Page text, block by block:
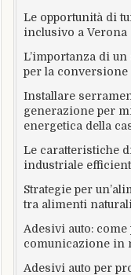
Le opportunità di
inclusivo a Verona
L’importanza di
per la conversione
Installare
generazione per
energetica della
Le caratteristiche
industriale
Strategie per
tra alimenti
Adesivi auto:
comunicazione in
Adesivi auto per